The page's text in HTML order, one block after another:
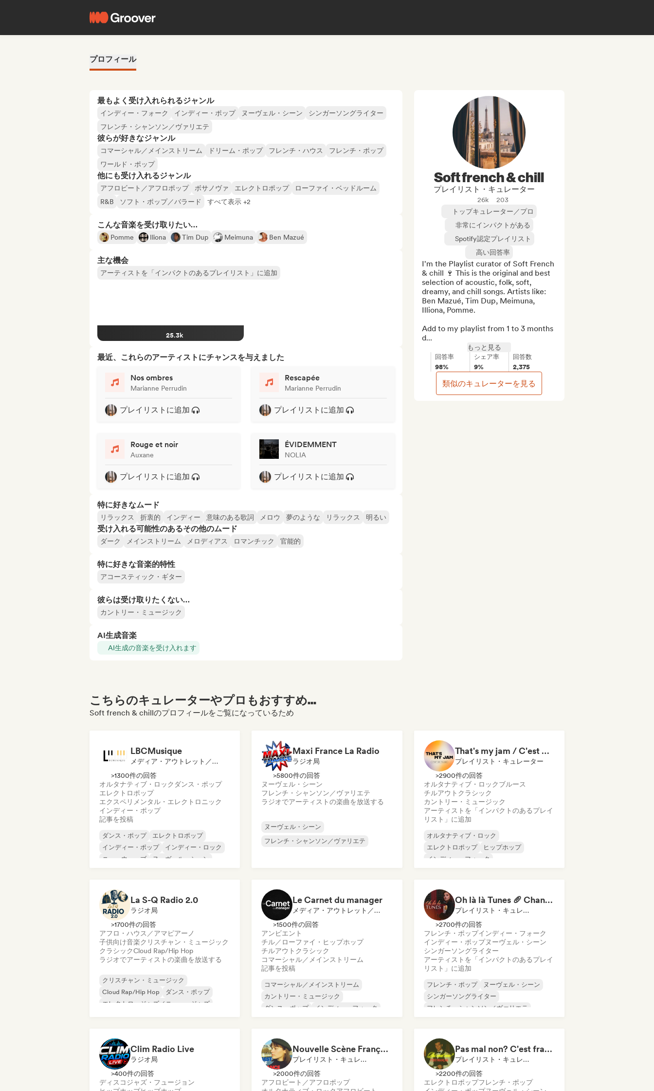
プロフィール
最もよく受け入れられるジャンル
インディー・フォーク インディー・ポップ ヌーヴェル・シーン
シンガーソングライター
フレンチ・シャンソン／ヴァリエテ
彼らが好きなジャンル
コマーシャル／メインストリーム ドリーム・ポップ フレンチ・ハウス
フレンチ・ポップ
ワールド・ポップ
他にも受け入れるジャンル
アフロビート／アフロポップ ボサノヴァ エレクトロポップ
ローファイ・ベッドルーム
R&B
ソフト・ポップ／バラード すべて表示 +2
こんな音楽を受け取りたい…
Pomme Iliona Tim Dup Meimuna Ben Mazué
主な機会
アーティストを「インパクトのあるプレイリスト」に追加
25.3k
最近、これらのアーティストにチャンスを与えました
Nos ombres
Marianne Perrudin
プレイリストに追加
Rescapée
Marianne Perrudin
プレイリストに追加
Rouge et noir
Auxane
プレイリストに追加
ÉVIDEMMENT
NOLIA
プレイリストに追加
特に好きなムード
リラックス 折衷的 インディー 意味のある歌詞 メロウ 夢のような リラックス 明るい
受け入れる可能性のあるその他のムード
ダーク メインストリーム メロディアス ロマンチック 官能的
特に好きな音楽的特性
アコースティック・ギター
彼らは受け取りたくない…
カントリー・ミュージック
AI生成音楽
AI生成の音楽を受け入れます
Soft french & chill
プレイリスト・キュレーター
26k
203
トップキュレーター／プロ
非常にインパクトがある
Spotify認定プレイリスト
高い回答率
I'm the Playlist curator of Soft French
& chill 🍷 This is the original and best
selection of acoustic, folk, soft,
dreamy, and chill songs. Artists like:
Ben Mazué, Tim Dup, Meimuna,
Illiona, Pomme.
Add to my playlist from 1 to 3 months
d...
もっと見る
回答率
98%
シェア率
9%
回答数
2,375
類似のキュレーターを見る
こちらのキュレーターやプロもおすすめ...
Soft french & chillのプロフィールをご覧になっているため
LBCMusique
メディア・アウトレット／ジャーナリスト
>1300件の回答
オルタナティブ・ロック ダンス・ポップ
エレクトロポップ
エクスペリメンタル・エレクトロニック
インディー・ポップ
記事を投稿
ダンス・ポップ
エレクトロポップ
インディー・ポップ
インディー・ロック
ニューウェーブ
ヌーヴェル・シーン
Maxi France La Radio
ラジオ局
>5800件の回答
ヌーヴェル・シーン
フレンチ・シャンソン／ヴァリエテ
ラジオでアーティストの楽曲を放送する
ヌーヴェル・シーン
フレンチ・シャンソン／ヴァリエテ
That's my jam / C'est ma toune
プレイリスト・キュレーター
>2900件の回答
オルタナティブ・ロックブルース
チルアウト クラシック
カントリー・ミュージック
アーティストを「インパクトのあるプレイ
リスト」に追加
オルタナティブ・ロック
エレクトロポップ
ヒップホップ
インディー・フォーク
La S-Q Radio 2.0
ラジオ局
>1700件の回答
アフロ・ハウス／アマピアーノ
子供向け音楽クリスチャン・ミュージック
クラシックCloud Rap/Hip Hop
ラジオでアーティストの楽曲を放送する
クリスチャン・ミュージック
Cloud Rap/Hip Hop
ダンス・ポップ
エレクトロ・ジャズ／ニュー・ジャズ
Le Carnet du manager
メディア・アウトレット／ジャーナリスト
>1500件の回答
アンビエント
チル／ローファイ・ヒップホップ
チルアウト クラシック
コマーシャル／メインストリーム
記事を投稿
コマーシャル／メインストリーム
カントリー・ミュージック
ダンス・ポップ
インディー・フォーク
Oh là là Tunes 🥖 Chanson Française & Nouvelle Scène Française
プレイリスト・キュレーター
>2700件の回答
フレンチ・ポップインディー・フォーク
インディー・ポップヌーヴェル・シーン
シンガーソングライター
アーティストを「インパクトのあるプレイ
リスト」に追加
フレンチ・ポップ
ヌーヴェル・シーン
シンガーソングライター
フレンチ・シャンソン／ヴァリエテ
Clim Radio Live
ラジオ局
>400件の回答
ディスコジャズ・フュージョン
Nouvelle Scène Française : Pop, Indie & Chanson Émergente
プレイリスト・キュレーター
>2000件の回答
アフロビート／アフロポップ
Pas mal non? C'est français
プレイリスト・キュレーター
>2200件の回答
エレクトロポップフレンチ・ポップ